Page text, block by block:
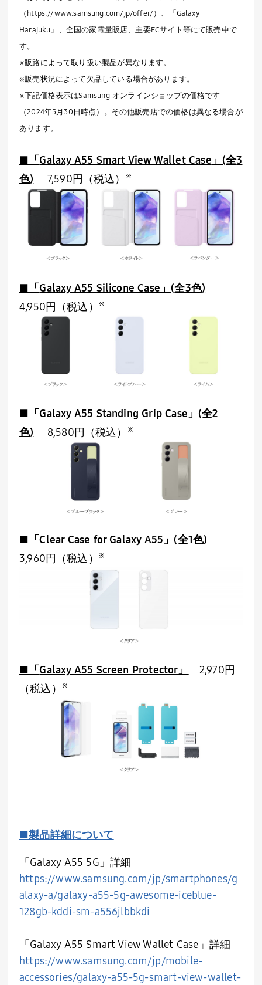
（ https://www.samsung.com/jp/offer/）、「 Galaxy
Harajuku 」、全国の家電量販店、主要ECサイト等にて販売中で
す。
※販路によって取り扱い製品が異なります。
※販売状況によって欠品している場合があります。
※下記価格表示はSamsung オンラインショップの価格です
（2024年5月30 日時点）。その他販売店での価格は異なる場合が
あります。
■「Galaxy A55 Smart View Wallet Case 」 (全3
色) 7,590円（税込） ※
■「Galaxy A55 Silicone Case 」 (全3色)
4,950円（税込）
※
■ 「Galaxy A55 Standing Grip Case 」 (全2
色) 8,580円（税込） ※
■ 「Clear Case for Galaxy A55 」 (全1色)
3,960円（税込）
※
■「 Galaxy A55 Screen Protector 」 2,970円
（税込）
※
■製品詳細について
「 Galaxy A55 5G 」詳細
https://www.samsung.com/jp/smartphones/g
alaxy-a/galaxy-a55-5g-awesome-iceblue-
128gb-kddi-sm-a556jlbbkdi
「Galaxy A55 Smart View Wallet Case」 詳細
https://www.samsung.com/jp/mobile-
accessories/galaxy-a55-5g-smart-view-wallet-